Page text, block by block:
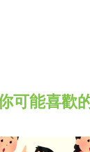
可能喜歡